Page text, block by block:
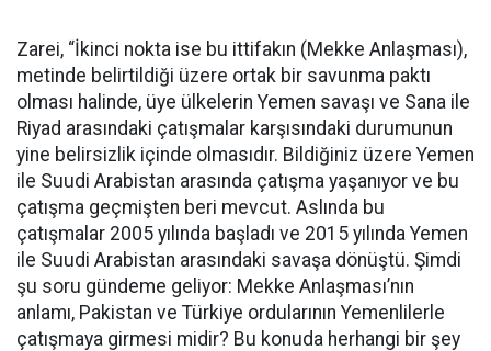
Zarei, “İkinci nokta ise bu ittifakın (Mekke Anlaşması),
metinde belirtildiği üzere ortak bir savunma paktı
olması halinde, üye ülkelerin Yemen savaşı ve Sana ile
Riyad arasındaki çatışmalar karşısındaki durumunun
yine belirsizlik içinde olmasıdır. Bildiğiniz üzere Yemen
ile Suudi Arabistan arasında çatışma yaşanıyor ve bu
çatışma geçmişten beri mevcut. Aslında bu
çatışmalar 2005 yılında başladı ve 2015 yılında Yemen
ile Suudi Arabistan arasındaki savaşa dönüştü. Şimdi
şu soru gündeme geliyor: Mekke Anlaşması’nın
anlamı, Pakistan ve Türkiye ordularının Yemenlilerle
çatışmaya girmesi midir? Bu konuda herhangi bir şey